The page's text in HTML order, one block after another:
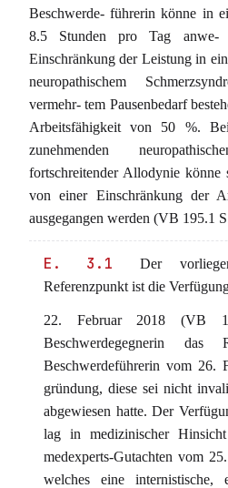
Beschwerde- führerin könne in
8.5 Stunden pro Tag anwe-
Einschränkung der Leistung in
neuropathischem
vermehr- tem Pausenbedarf
Arbeitsfähigkeit von 50 %. Bei
zunehmenden
fortschreitender Allodynie könne
von einer Einschränkung der
ausgegangen werden (VB 195.1
E. 3.1
Der
Referenzpunkt ist die
22. Februar 2018 (VB
Beschwerdegegnerin das
Beschwerdeführerin vom 26.
gründung, diese sei nicht
abgewiesen hatte. Der
lag in medizinischer
medexperts-Gutachten vom
welches eine internistische,